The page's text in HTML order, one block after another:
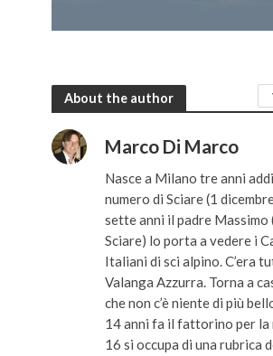
About the author
Marco Di Marco
Nasce a Milano tre anni
numero di Sciare (1
sette anni il padre
Sciare) lo porta a vedere i
Italiani di sci alpino. C’era
Valanga Azzurra. Torna a
che non c’è niente di più
14 anni fa il fattorino per la
16 si occupa di una rubrica